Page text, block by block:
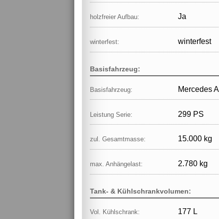
holzfreier Aufbau: Ja
winterfest: winterfest
Basisfahrzeug:
Basisfahrzeug: Mercedes
Leistung Serie: 299 PS
zul. Gesamtmasse: 15.000 kg
max. Anhängelast: 2.780 kg
Tank- & Kühlschrankvolumen:
Vol. Kühlschrank: 177 L